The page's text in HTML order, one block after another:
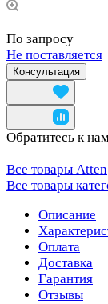
По запросу
Не поставляется
Консультация
Обратитесь к
Все товары Atten
Все товары
Описание
Оплата
Доставка
Гарантия
Отзывы